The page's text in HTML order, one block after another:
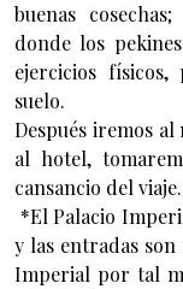
buenas
donde los
ejercicios
suelo.
Después iremos
al hotel,
cansancio del
*El Palacio
y las entradas son
Imperial por tal